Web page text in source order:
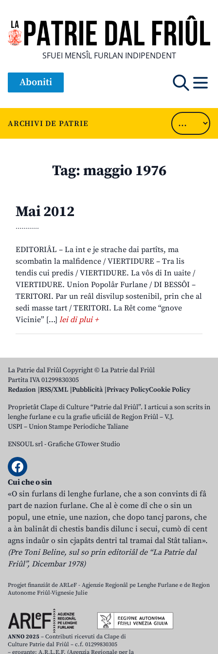
SFUEI MENSÎL FURLAN INDIPENDENT
Aboniti
ARCHIVI DE PATRIE
Tag:maggio 1976
Mai 2012
............
EDITORIÂL – La int e je strache dai partîts, ma
scombatìn la malfidence / VIERTIDURE – Tra lis
tendis cui predis / VIERTIDURE. La vôs di In uaite /
VIERTIDURE. Union Popolâr Furlane / DI BESSÔI –
TERITORI. Par un reâl disvilup sostenibil, prin che al
sedi masse tart / TERITORI. La Rêt come “gnove
Vicinie” […] lei di plui +
La Patrie dal Friûl Copyright © La Patrie dal Friûl
Partita IVA 01299830305
Redazion RSS/XML Pubblicità Privacy PolicyCookie Policy
Proprietât Clape di Culture “Patrie dal Friûl”. I articui a son scrits in
lenghe furlane e cu la grafie uficiâl de Regjon Friûl – V.J.
USPI – Union Stampe Periodiche Taliane
ENSOUL srl-Grafiche GTower Studio
Cui che o sin
«O sin furlans di lenghe furlane, che a son convints di fâ
part de nazion furlane. Che al è come dî che o sin un
popul, une etnie, une nazion, che dopo tancj parons, che
a àn balinât di chestis bandis dilunc i secui, cumò di cent
agns indaûr o sin cjapâts dentri tal tramai dal Stât talian».
(Pre Toni Beline, sul so prin editoriâl de “La Patrie dal
Friûl”, Dicembar 1978)
Progjet finanziât de ARLeF - Agjenzie Regjonâl pe Lenghe Furlane e de Regjon
Autonome Friûl-Vignesie Julie
ANNO 2025 – Contributi ricevuti da Clape di
Culture Patrie dal Friûl – c.f. 01299830305
– erogante: A.R.L.E.F. (Agenzia Regionale per la